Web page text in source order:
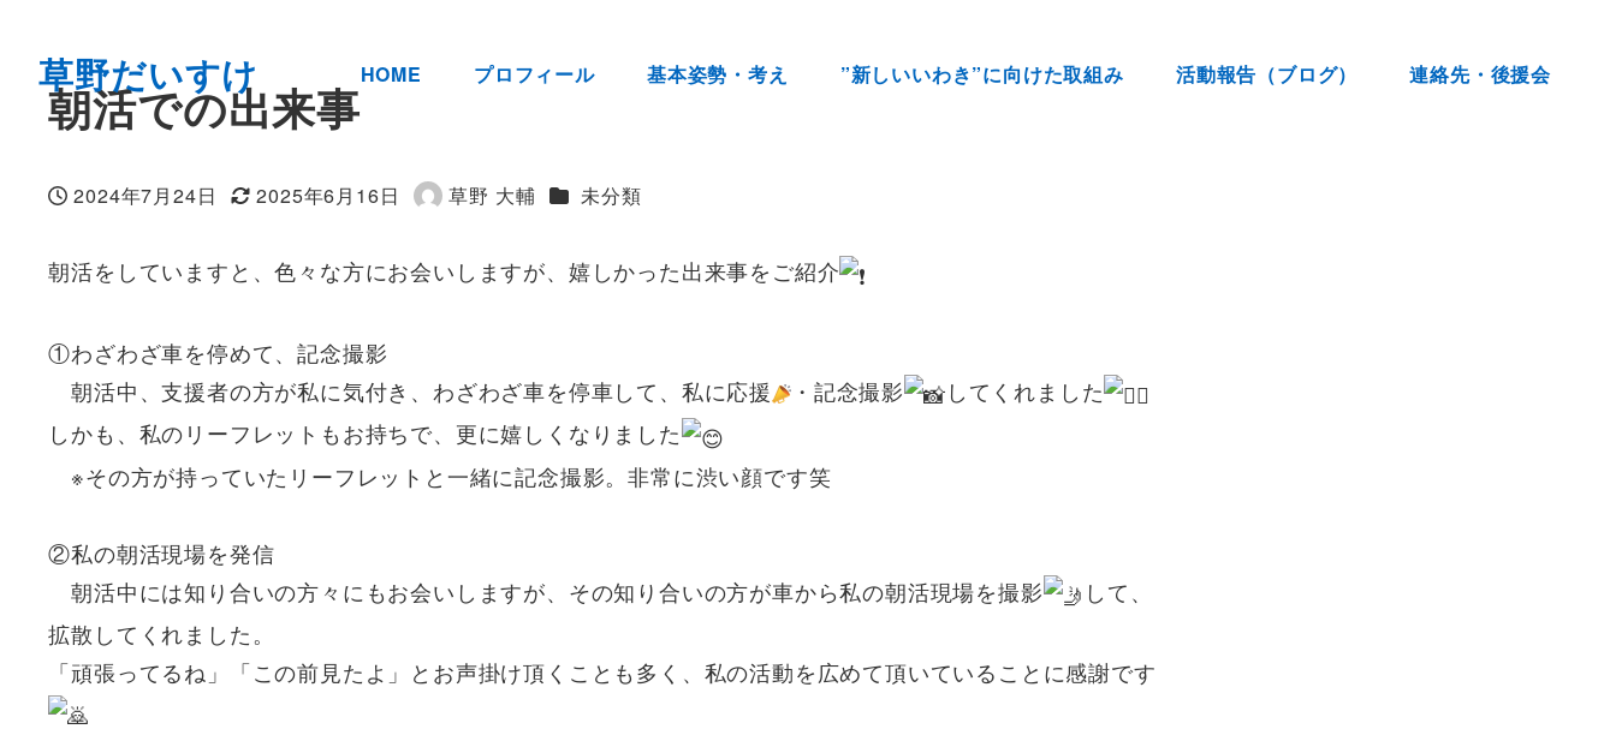
草野だいすけ HOME プロフィール 基本姿勢・考え ”新しいいわき”に向けた取組み 活動報告（ブログ） 連絡先・後援会
朝活での出来事
投稿日
2024年7月24日
更新日
2025年6月16日
著
草野 大輔 カテゴリー
未分類
朝活をしていますと、色々な方にお会いしますが、嬉しかった出来事をご紹介
①わざわざ車を停めて、記念撮影
朝活中、支援者の方が私に気付き、わざわざ車を停車して、私に応援
・記念撮影
してくれました
しかも、私のリーフレットもお持ちで、更に嬉しくなりました
※その方が持っていたリーフレットと一緒に記念撮影。非常に渋い顔です笑
②私の朝活現場を発信
朝活中には知り合いの方々にもお会いしますが、その知り合いの方が車から私の朝活現場を撮影
して、
拡散してくれました。
「頑張ってるね」「この前見たよ」とお声掛け頂くことも多く、私の活動を広めて頂いていることに感謝です